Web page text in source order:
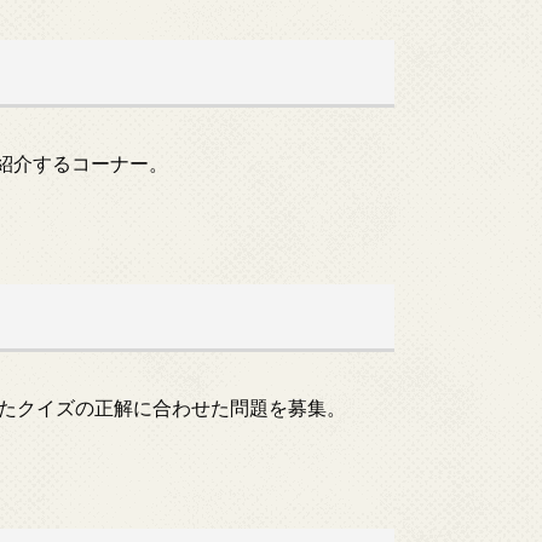
するコーナー。
イズの正解に合わせた問題を募集。